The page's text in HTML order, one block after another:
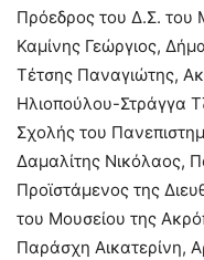
Πρόεδρος του Δ.Σ. του
Καμίνης Γεώργιος,
Τέτσης Παναγιώτης,
Ηλιοπούλου-Στράγγα
Σχολής του
Δαμαλίτης Νικόλαος,
Προϊστάμενος της
του Μουσείου της
Παράσχη Αικατερίνη,